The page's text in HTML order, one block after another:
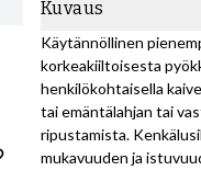
Kuvaus
Käytännöllinen
korkeakiiltoisesta
henkilökohtaisella
tai emäntälahjan tai
ripustamista.
mukavuuden ja